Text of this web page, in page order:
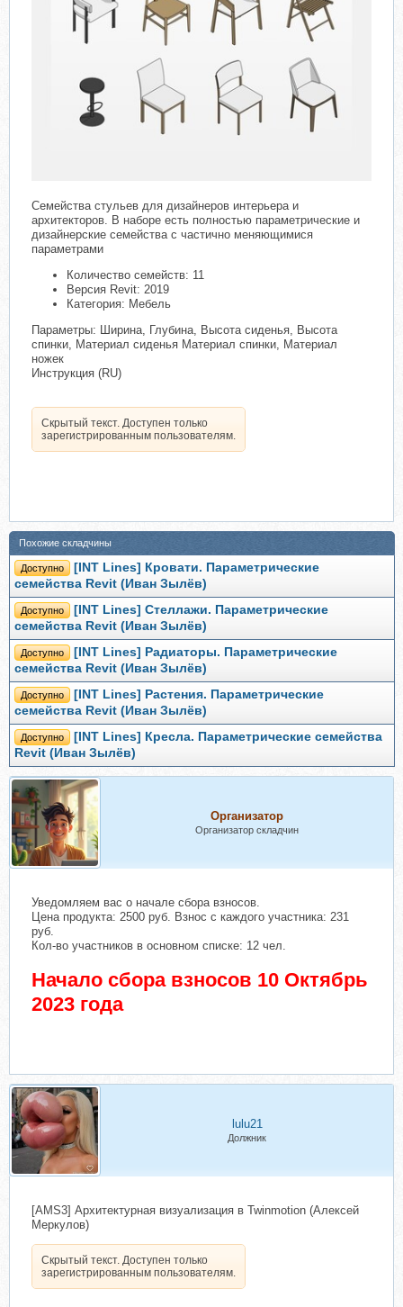
Семейства стульев для дизайнеров интерьера и
архитекторов. В наборе есть полностью параметрические и
дизайнерские семейства с частично меняющимися
параметрами
Количество семейств: 11
Версия Revit: 2019
Категория: Мебель
Параметры: Ширина, Глубина, Высота сиденья, Высота
спинки, Материал сиденья Материал спинки, Материал
ножек
Инструкция (RU)
Скрытый текст. Доступен только
зарегистрированным пользователям.
Похожие складчины
Доступно
[INT Lines] Кровати. Параметрические
семейства Revit (Иван Зылёв)
Доступно
[INT Lines] Стеллажи. Параметрические
семейства Revit (Иван Зылёв)
Доступно
[INT Lines] Радиаторы. Параметрические
семейства Revit (Иван Зылёв)
Доступно
[INT Lines] Растения. Параметрические
семейства Revit (Иван Зылёв)
Доступно
[INT Lines] Кресла. Параметрические семейства
Revit (Иван Зылёв)
Организатор
Организатор складчин
Уведомляем вас о начале сбора взносов.
Цена продукта: 2500 руб. Взнос с каждого участника: 231
руб.
Кол-во участников в основном списке: 12 чел.
Начало сбора взносов 10 Октябрь
2023 года
lulu21
Должник
[AMS3] Архитектурная визуализация в Twinmotion (Алексей
Меркулов)
Скрытый текст. Доступен только
зарегистрированным пользователям.